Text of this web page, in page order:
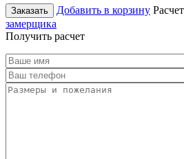
Заказать Добавить в корзину
замерщика
Получить расчет